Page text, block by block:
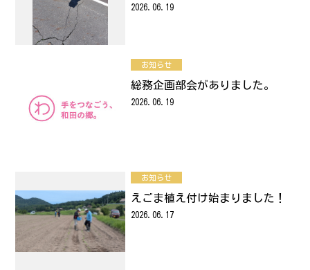
2026.06.19
お知らせ
総務企画部会がありました。
2026.06.19
お知らせ
えごま植え付け始まりました！
2026.06.17